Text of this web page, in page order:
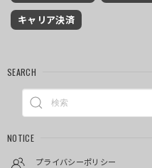
キャリア決済
SEARCH
NOTICE
プライバシーポリシー